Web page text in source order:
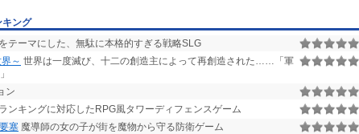
キング
テーマにした、無駄に本格的すぎる戦略SLG
～ 世界は一度滅び、十二の創造主によって再創造された……「軍
ン
ンキングに対応したRPG風タワーディフェンスゲーム
塞 魔導師の女の子が街を魔物から守る防衛ゲーム